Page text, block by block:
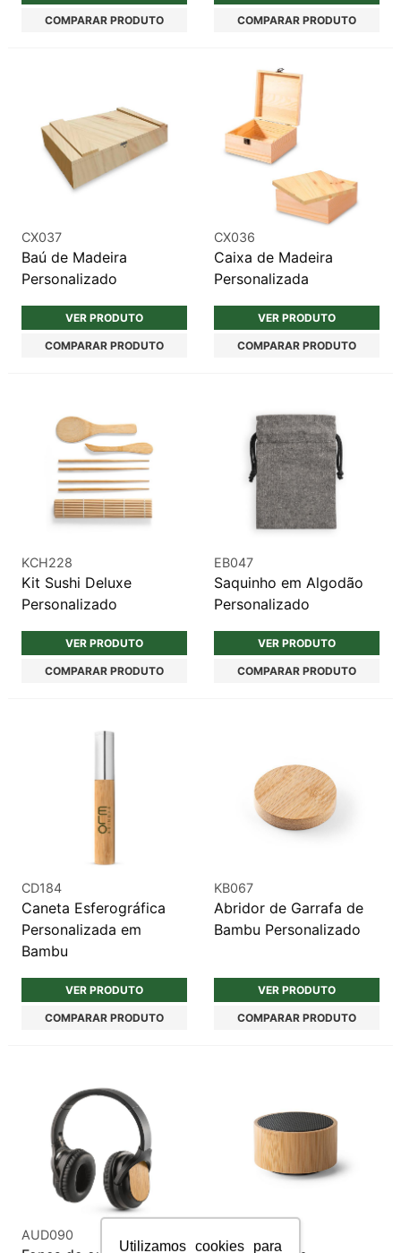
Utilizamos cookies para
COMPARAR PRODUTO COMPARAR PRODUTO
CX037
Baú de Madeira
Personalizado
VER PRODUTO
COMPARAR PRODUTO
CX036
Caixa de Madeira
Personalizada
VER PRODUTO
COMPARAR PRODUTO
KCH228
Kit Sushi Deluxe
Personalizado
VER PRODUTO
COMPARAR PRODUTO
EB047
Saquinho em Algodão
Personalizado
VER PRODUTO
COMPARAR PRODUTO
CD184
Caneta Esferográfica
Personalizada em
Bambu
VER PRODUTO
COMPARAR PRODUTO
KB067
Abridor de Garrafa de
Bambu Personalizado
VER PRODUTO
COMPARAR PRODUTO
AUD090